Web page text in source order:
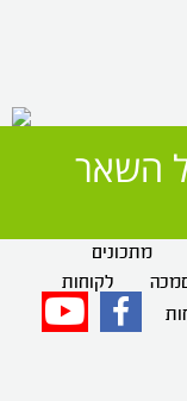
השאר
מתכונים
לקוחות
פייסבוק